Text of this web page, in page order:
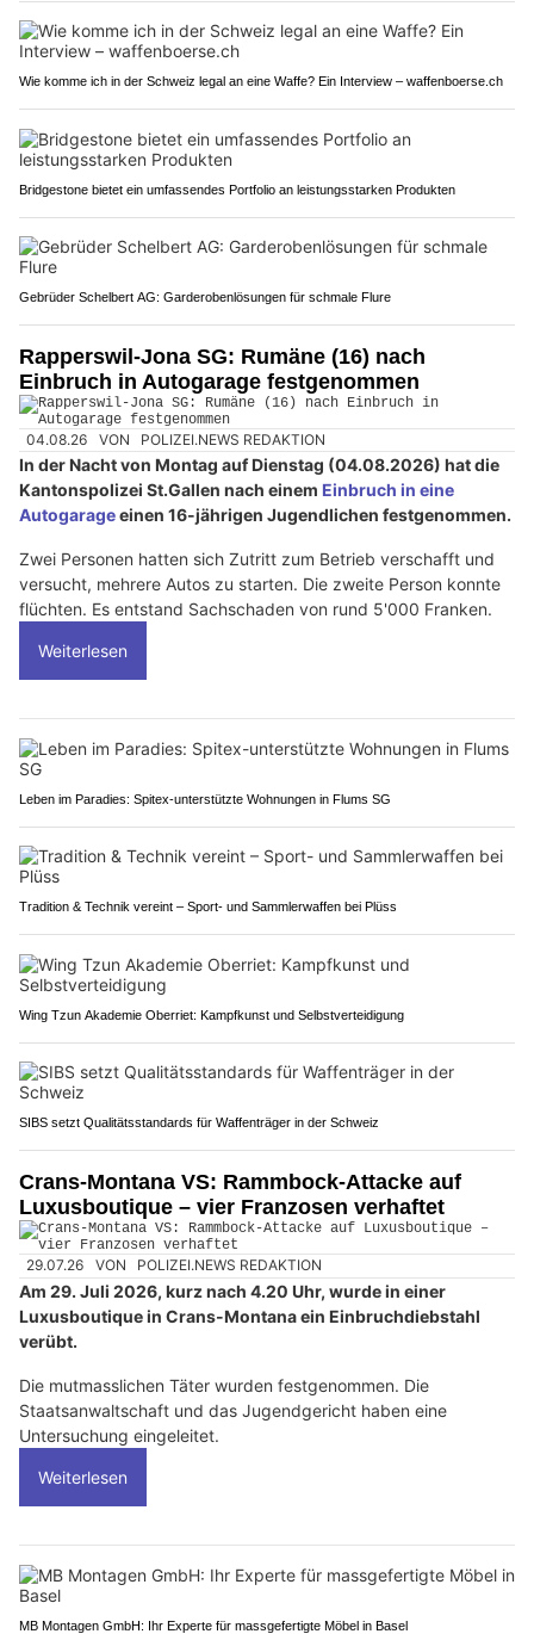
Wie komme ich in der Schweiz legal an eine Waffe? Ein Interview – waffenboerse.ch
Bridgestone bietet ein umfassendes Portfolio an leistungsstarken Produkten
Gebrüder Schelbert AG: Garderobenlösungen für schmale Flure
Rapperswil-Jona SG: Rumäne (16) nach
Einbruch in Autogarage festgenommen
04.08.26 VON POLIZEI.NEWS REDAKTION
In der Nacht von Montag auf Dienstag (04.08.2026) hat die
Kantonspolizei St.Gallen nach einem Einbruch in eine
Autogarageeinen 16-jährigen Jugendlichen festgenommen.
Zwei Personen hatten sich Zutritt zum Betrieb verschafft und
versucht, mehrere Autos zu starten. Die zweite Person konnte
flüchten. Es entstand Sachschaden von rund 5'000 Franken.
Weiterlesen
Leben im Paradies: Spitex-unterstützte Wohnungen in Flums SG
Tradition & Technik vereint – Sport- und Sammlerwaffen bei Plüss
Wing Tzun Akademie Oberriet: Kampfkunst und Selbstverteidigung
SIBS setzt Qualitätsstandards für Waffenträger in der Schweiz
Crans-Montana VS: Rammbock-Attacke auf
Luxusboutique – vier Franzosen verhaftet
29.07.26 VON POLIZEI.NEWS REDAKTION
Am 29. Juli 2026, kurz nach 4.20 Uhr, wurde in einer
Luxusboutique in Crans-Montana ein Einbruchdiebstahl
verübt.
Die mutmasslichen Täter wurden festgenommen. Die
Staatsanwaltschaft und das Jugendgericht haben eine
Untersuchung eingeleitet.
Weiterlesen
MB Montagen GmbH: Ihr Experte für massgefertigte Möbel in Basel